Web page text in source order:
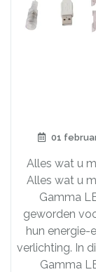
01
Alles wat u
Alles wat u
Gamma
geworden
hun energie-
verlichting. In
Gamma